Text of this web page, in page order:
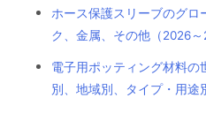
ホース保護スリーブのグロ
ク、金属、その他（2026～
電子用ポッティング材料の
別、地域別、タイプ・用途